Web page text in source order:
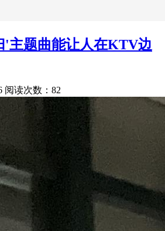
'主题曲能让人在KTV边
阅读次数：82